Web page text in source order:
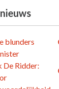
blunders
De Ridder: